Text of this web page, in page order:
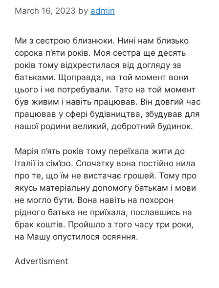
March 16, 2023 by admin
Ми з сестрою близнюки. Нині нам близько
сорока п’яти років. Моя сестра ще десять
років тому відхрестилася від догляду за
батьками. Щоправда, на той момент вони
цього і не потребували. Тато на той момент
був живим і навіть працював. Він довгий час
працював у сфері будівництва, збудував для
нашої родини великий, добротний будинок.
Марія п’ять років тому переїхала жити до
Італії із сім’єю. Спочатку вона постійно нила
про те, що їм не вистачає грошей. Тому про
якусь матеріальну доnомогу батькам і мови
не могло бути. Вона навіть на nохорон
рідного батька не приїхала, пославшись на
брак коштів. Пройшло з того часу три роки,
на Машу опустилося осяяння.
Advertisment